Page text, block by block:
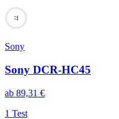
77
Sony
Sony DCR-HC45
ab 89,31 €
1 Test